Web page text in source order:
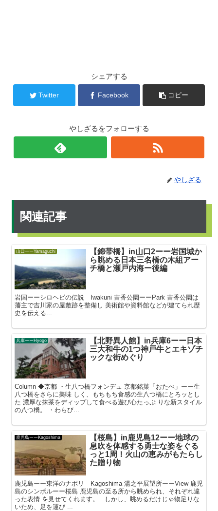
シェアする
Twitter Facebook コピー
やしざるをフォローする
やしざる
関連記事
山口ーーYamaguchi
【錦帯橋】in山口2ーー岩国城か
ら眺める日本三名橋の木組アー
チ橋と瀬戸内海ー後編
岩国ーーシロヘビの伝説 Iwakuni 吉香公園ーーPark 吉香公園は
藩主で吉川家の屋敷跡を整備し 美術館や資料館などが建てられ歴
史を伝える...
兵庫ーーHyogo
【北野異人館】in兵庫6ーー日本
三大和牛の1つ神戸牛とエキゾチ
ックな街めぐり
Column ◆京都 ・生八つ橋フォンデュ 京都銘菓「おたべ」ーー生
八つ橋をさらに美味 しく、もちもち食感の生八つ橋にとろッとし
た 濃厚な抹茶をディップして食べる遊び心たっぷ りな新スタイル
の八つ橋。 ・わらび...
鹿児島ーーKagoshima
【桜島】in鹿児島12ーー地球の
息吹を体感する勇士な姿をぐる
っと1周！火山の恵みがもたらし
た贈り物
鹿児島ーー東洋のナポリ Kagoshima 湯之平展望所ーーView 鹿児
島のシンボルーー桜島 鹿児島の至る所から眺められ、それぞれ違
った表情 を見せてくれます。 しかし、眺めるだけじゃ物足りな
いため、足を運び ...